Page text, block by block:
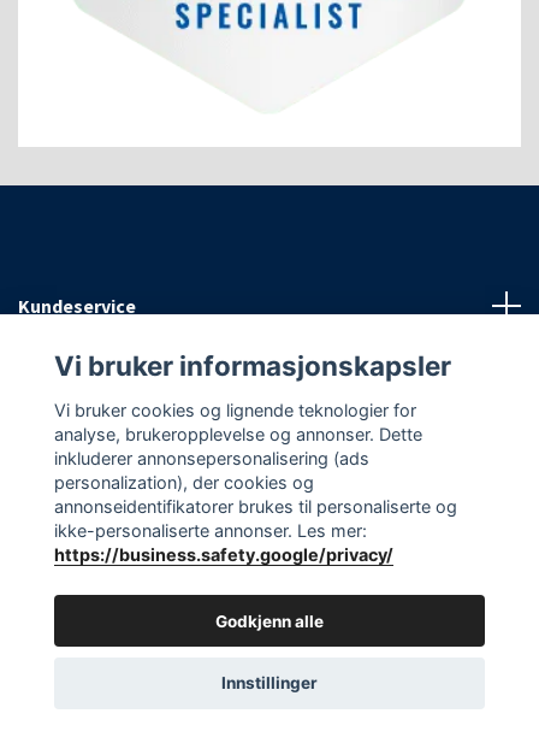
Kundeservice
Informasjon
Sosiale medier
© 2026 EAasnes AS
Vi bruker informasjonskapsler
Vi bruker cookies og lignende teknologier for
analyse, brukeropplevelse og annonser. Dette
inkluderer annonsepersonalisering (ads
personalization), der cookies og
annonseidentifikatorer brukes til personaliserte og
ikke-personaliserte annonser. Les mer:
https://business.safety.google/privacy/
Godkjenn alle
Innstillinger